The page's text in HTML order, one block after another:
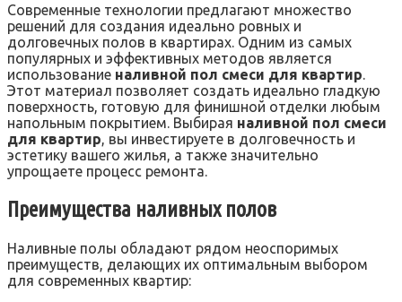
Современные технологии предлагают множество
решений для создания идеально ровных и
долговечных полов в квартирах. Одним из самых
популярных и эффективных методов является
использование наливной пол смеси для квартир.
Этот материал позволяет создать идеально гладкую
поверхность, готовую для финишной отделки любым
напольным покрытием. Выбирая наливной пол смеси
для квартир, вы инвестируете в долговечность и
эстетику вашего жилья, а также значительно
упрощаете процесс ремонта.
Преимущества наливных полов
Наливные полы обладают рядом неоспоримых
преимуществ, делающих их оптимальным выбором
для современных квартир: